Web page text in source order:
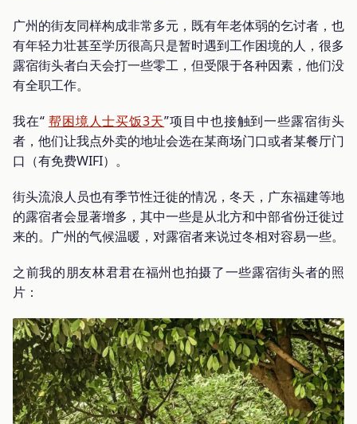
广州的街友同样构成非常多元，既有年老体弱的乞讨者，也
有年轻力壮甚至学历很高只是暂时遇到工作困境的人，很多
露宿街头者白天会打一些零工，但受限于各种因素，他们没
有全职工作。
我在“ 帮困境人士买饭3天”项目中也接触到一些露宿街头
者，他们让我点外卖的地址会选在某商场门口或者某餐厅门
口（有免费WIFI）。
街头流浪人员也有季节性迁徙的情况，冬天，广东福建等地
的露宿者会显著增多，其中一些是从北方和中部省份迁徙过
来的。广州的气候温暖，对露宿者来说过冬相对容易一些。
之前我的朋友林君君在福州也拍摄了一些露宿街头者的照
片：